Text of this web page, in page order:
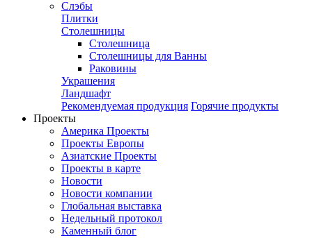
Слэбы
Плитки
Столешницы
Столешница
Столешницы для Ванны
Раковины
Украшения
Ландшафт
Рекомендуемая продукция Горячие продукты
Проекты
Америка Проекты
Проекты Европы
Азиатские Проекты
Проекты в карте
Новости
Новости компании
Глобальная выставка
Недельный протокол
Каменный блог